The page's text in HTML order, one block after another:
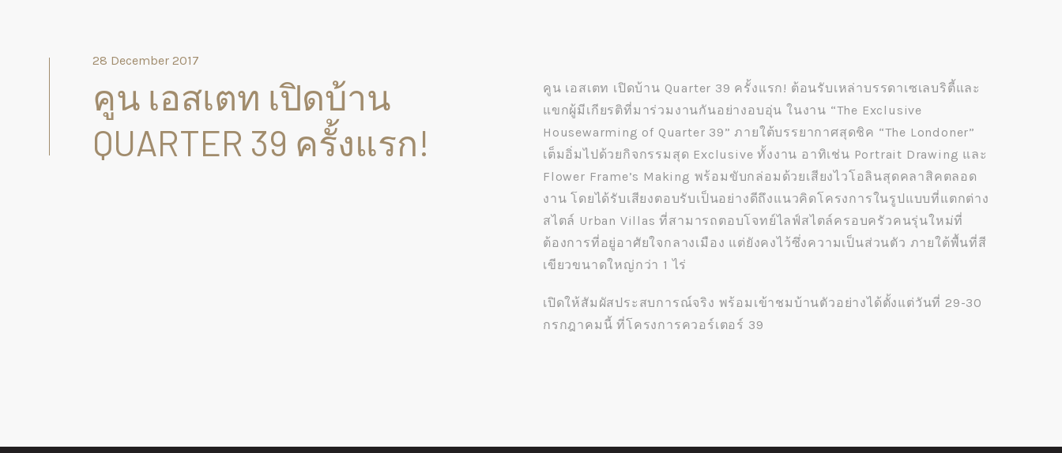
28 December 2017
คูน เอสเตท เปิดบ้าน
QUARTER 39 ครั้งแรก!
คูน เอสเตท เปิดบ้าน Quarter 39 ครั้งแรก! ต้อนรับเหล่าบรรดาเซเลบริตี้และ
แขกผู้มีเกียรติที่มาร่วมงานกันอย่างอบอุ่น ในงาน “The Exclusive
Housewarming of Quarter 39” ภายใต้บรรยากาศสุดชิค “The Londoner”
เต็มอิ่มไปด้วยกิจกรรมสุด Exclusive ทั้งงาน อาทิเช่น Portrait Drawing และ
Flower Frame’s Making พร้อมขับกล่อมด้วยเสียงไวโอลินสุดคลาสิคตลอด
งาน โดยได้รับเสียงตอบรับเป็นอย่างดีถึงแนวคิดโครงการในรูปแบบที่แตกต่าง
สไตล์ Urban Villas ที่สามารถตอบโจทย์ไลฟ์สไตล์ครอบครัวคนรุ่นใหม่ที่
ต้องการที่อยู่อาศัยใจกลางเมือง แต่ยังคงไว้ซึ่งความเป็นส่วนตัว ภายใต้พื้นที่สี
เขียวขนาดใหญ่กว่า 1 ไร่
เปิดให้สัมผัสประสบการณ์จริง พร้อมเข้าชมบ้านตัวอย่างได้ตั้งแต่วันที่ 29-30
กรกฎาคมนี้ ที่โครงการควอร์เตอร์ 39